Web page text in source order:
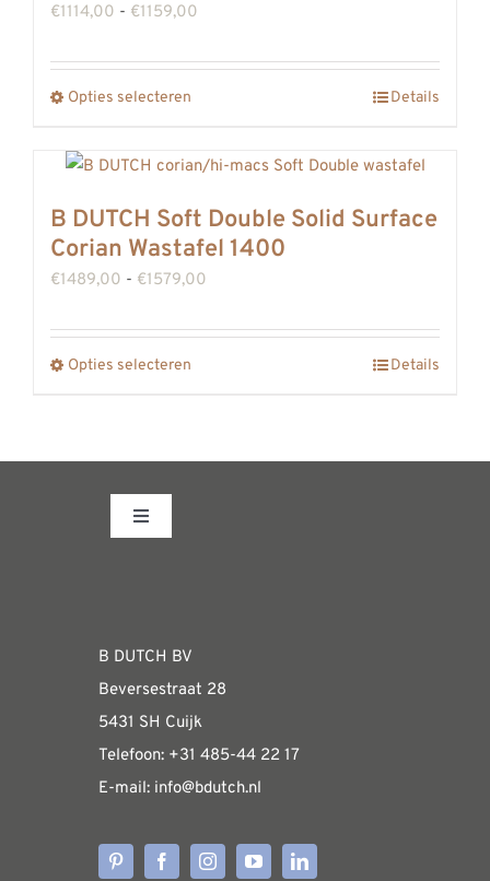
kan
op
productpagina
€1114,00 - €1159,00
tot
Opties selecteren
heeft
variaties.
kan
de
Details
B DUTCH Soft Double Solid Surface
Corian Wastafel 1400
€1489,00 - €1579,00
tot
Opties selecteren
meerdere
op
de
productpagina
Details
Toggle
WEBSHOP
Algemene informatie &
Verzendkosten
Levertijden
B DUTCH BV
Beversestraat 28
5431 SH Cuijk
Telefoon: +31 485-44 22 17
E-mail: info@bdutch.nl